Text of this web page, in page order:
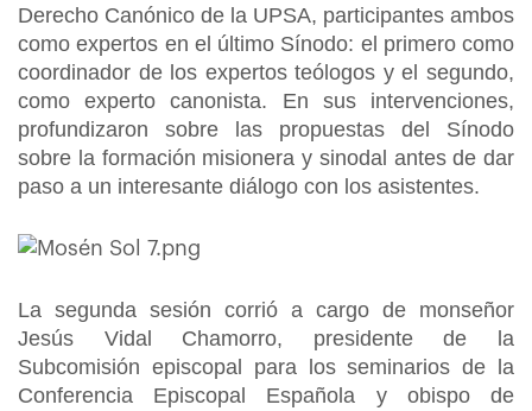
Derecho Canónico de la UPSA, participantes ambos
como expertos en el último Sínodo: el primero como
coordinador de los expertos teólogos y el segundo,
como experto canonista. En sus intervenciones,
profundizaron sobre las propuestas del Sínodo
sobre la formación misionera y sinodal antes de dar
paso a un interesante diálogo con los asistentes.
La segunda sesión corrió a cargo de monseñor
Jesús Vidal Chamorro, presidente de la
Subcomisión episcopal para los seminarios de la
Conferencia Episcopal Española y obispo de